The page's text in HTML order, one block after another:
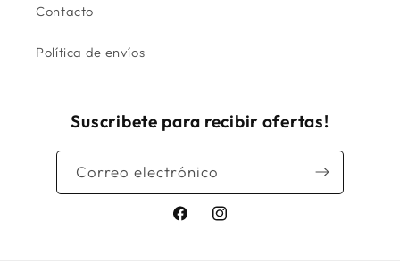
Contacto
Política de envíos
Suscribete para recibir ofertas!
Correo electrónico
FacebookInstagram